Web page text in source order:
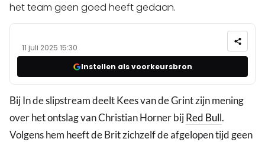
het team geen goed heeft gedaan.
11 juli 2025 15:30
Instellen als voorkeursbron
Bij In de slipstream deelt Kees van de Grint zijn mening
over het ontslag van Christian Horner bijRed Bull.
Volgens hem heeft de Brit zichzelf de afgelopen tijd geen